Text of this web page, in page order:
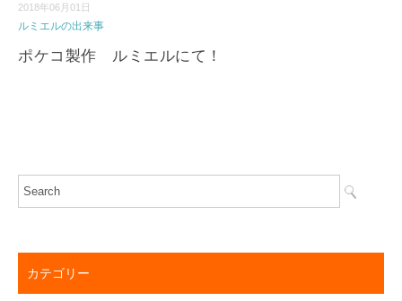
2018年06月01日
ルミエルの出来事
ポケコ製作 ルミエルにて！
カテゴリー